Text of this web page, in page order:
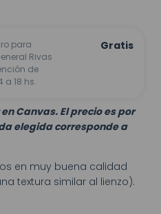
para
Rivas
de
a 18 hs.
Gratis
Canvas. El precio es por
elegida corresponde a
en muy buena calidad
textura similar al lienzo).